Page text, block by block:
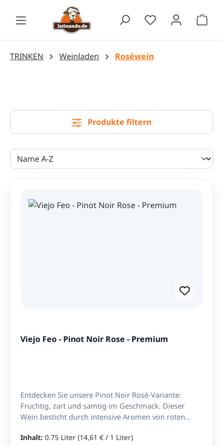
Zum Hauptinhalt springen
TRINKEN Weinladen Roséwein
Produkte filtern
Viejo Feo - Pinot Noir Rose - Premium
Entdecken Sie unsere Pinot Noir Rosé-Variante:
Fruchtig, zart und samtig im Geschmack. Dieser
Wein besticht durch intensive Aromen von roten
Perfekt abgestimmt für Salate, Käse und gegrilltes
Inhalt: 0.75 Liter (14,61 € / 1 Liter)